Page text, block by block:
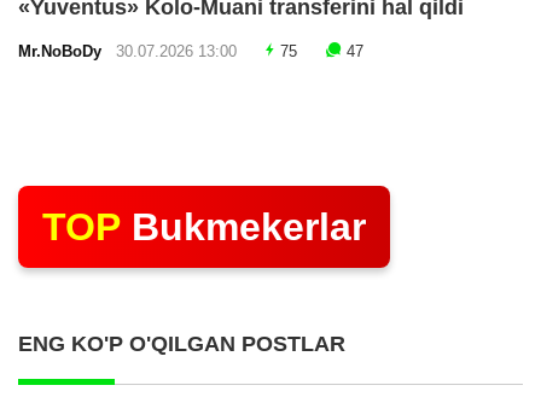
«Yuventus» Kolo-Muani transferini hal qildi
Mr.NoBoDy 30.07.2026 13:00 75 47
TOP Bukmekerlar
ENG KO'P O'QILGAN POSTLAR